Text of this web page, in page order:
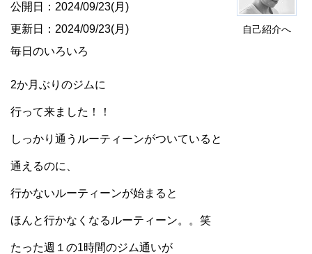
自己紹介へ
公開日：2024/09/23(月)
更新日：2024/09/23(月)
毎日のいろいろ
2か月ぶりのジムに
行って来ました！！
しっかり通うルーティーンがついていると
通えるのに、
行かないルーティーンが始まると
ほんと行かなくなるルーティーン。。笑
たった週１の1時間のジム通いが